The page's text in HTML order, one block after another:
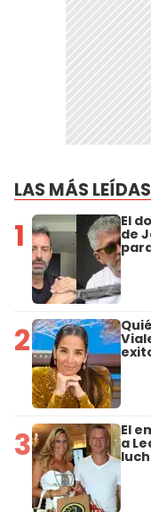
LAS MÁS LEÍDAS
1 El
de
2
3 El
a